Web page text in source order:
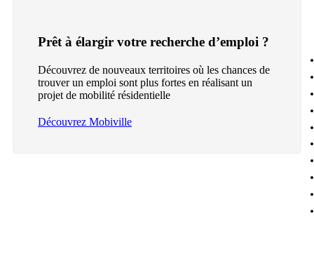
Prêt à élargir votre recherche d’emploi ?
Découvrez de nouveaux territoires où les chances de
trouver un emploi sont plus fortes en réalisant un
projet de mobilité résidentielle
Découvrez Mobiville